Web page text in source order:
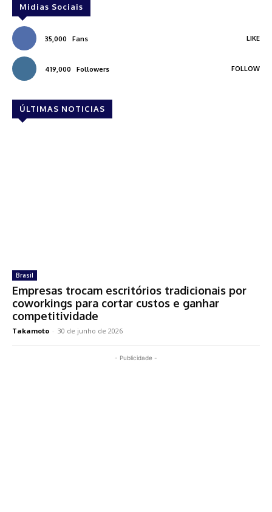
Midias Sociais
35,000 Fans LIKE
419,000 Followers FOLLOW
ÚLTIMAS NOTICIAS
Brasil
Empresas trocam escritórios tradicionais por
coworkings para cortar custos e ganhar
competitividade
Takamoto - 30 de junho de 2026
- Publicidade -